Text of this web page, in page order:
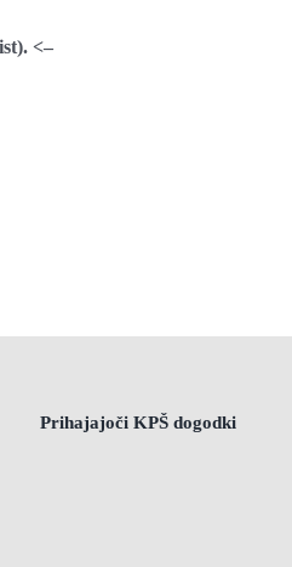
<–
Prihajajoči KPŠ dogodki